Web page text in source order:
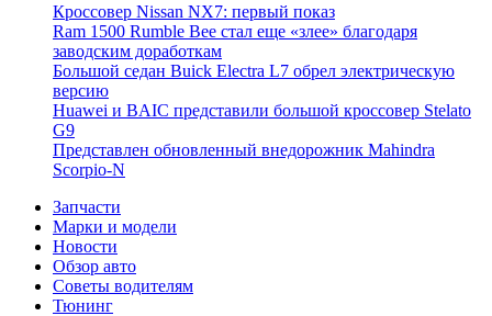
Кроссовер Nissan NX7: первый показ
Ram 1500 Rumble Bee стал еще «злее» благодаря
заводским доработкам
Большой седан Buick Electra L7 обрел электрическую
версию
Huawei и BAIC представили большой кроссовер Stelato
G9
Представлен обновленный внедорожник Mahindra
Scorpio-N
Запчасти
Марки и модели
Новости
Обзор авто
Советы водителям
Тюнинг